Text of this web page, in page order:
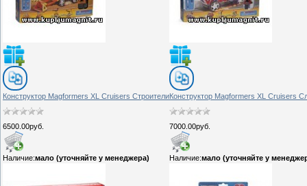
Конструктор Magformers XL Cruisers Строители
6500.00руб.
Наличие:мало (уточняйте у менеджера)
Конструктор Magformers XL Cruisers
7000.00руб.
Наличие:мало (уточняйте у